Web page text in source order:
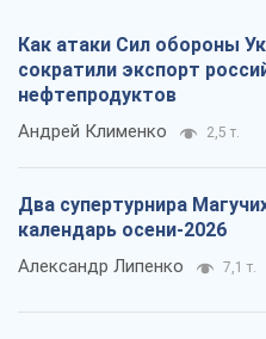
Как атаки Сил обороны
сократили экспорт
нефтепродуктов
Андрей Клименко 2,5 т.
Два супертурнира
календарь осени-2026
Александр Липенко 7,1 т.